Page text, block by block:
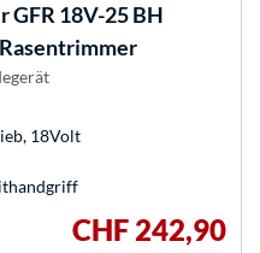
18V-25 BH
18Volt
CHF 242,90